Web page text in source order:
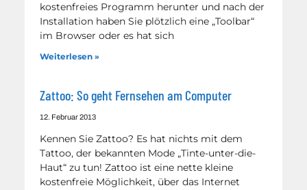
kostenfreies Programm herunter und nach der
Installation haben Sie plötzlich eine „Toolbar“
im Browser oder es hat sich
Weiterlesen »
Zattoo: So geht Fernsehen am Computer
12. Februar 2013
Kennen Sie Zattoo? Es hat nichts mit dem
Tattoo, der bekannten Mode „Tinte-unter-die-
Haut“ zu tun! Zattoo ist eine nette kleine
kostenfreie Möglichkeit, über das Internet